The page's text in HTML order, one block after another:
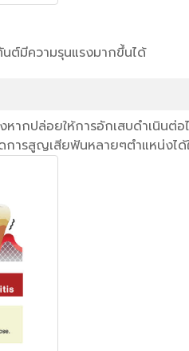
นต์มีความรุนแรงมากขึ้นได้
กปล่อยให้การอักเสบดำเนินต่อไ
การสูญเสียฟันหลายๆตำแหน่งไ